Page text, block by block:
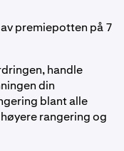
premiepotten på 7
handle
din
blant alle
rangering og